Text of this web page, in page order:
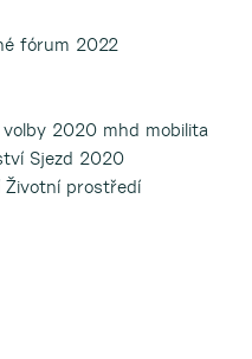
fórum 2022
volby 2020 mhd mobilita
Sjezd 2020
Životní prostředí